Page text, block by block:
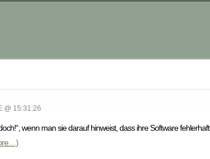
@ 15:31:26
wenn man sie darauf hinweist, dass ihre Software fehlerhaft